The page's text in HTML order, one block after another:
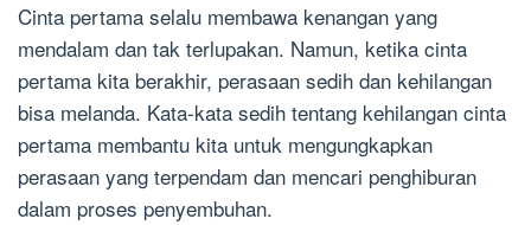
Cinta pertama selalu membawa kenangan yang
mendalam dan tak terlupakan. Namun, ketika cinta
pertama kita berakhir, perasaan sedih dan kehilangan
bisa melanda. Kata-kata sedih tentang kehilangan cinta
pertama membantu kita untuk mengungkapkan
perasaan yang terpendam dan mencari penghiburan
dalam proses penyembuhan.